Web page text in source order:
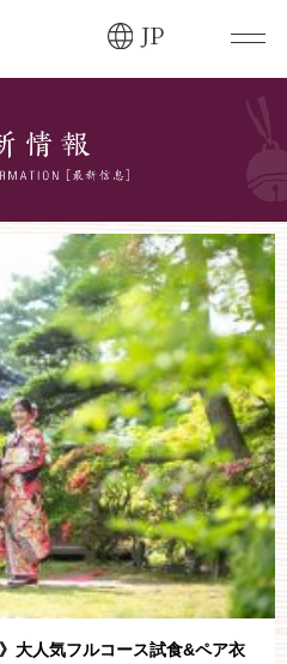
JP
166-088
ご列席のお客様
問い合わせ
66-3155
火、水曜定休）
ルフェア
予約
大人気フルコース試食&ペア衣